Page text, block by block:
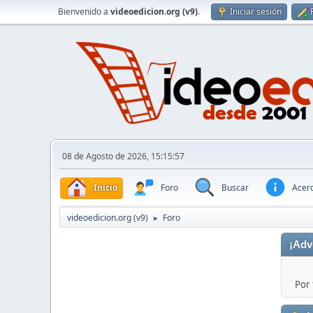
Bienvenido a videoedicion.org (v9). Iniciar sesión
08 de Agosto de 2026, 15:15:57
Inicio Foro Buscar
videoedicion.org (v9) ► Foro
Por